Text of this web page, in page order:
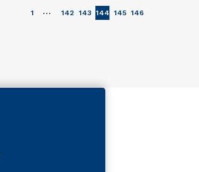
1 … 142 143 144 145 146